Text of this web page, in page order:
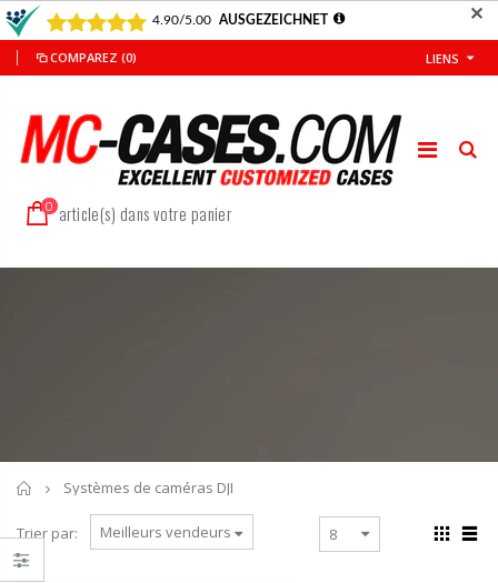
✕
COMPAREZ (0) LIENS
0 article(s) dans votre panier
Accueil
Systèmes de caméras DJI
Trier par: